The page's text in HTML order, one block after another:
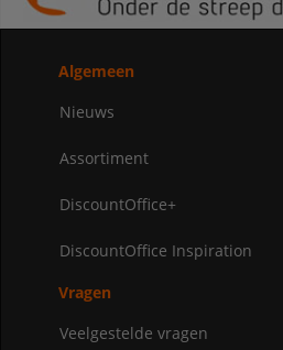
Algemeen
Nieuws
Assortiment
DiscountOffice+
DiscountOffice Inspiration
Vragen
Veelgestelde vragen